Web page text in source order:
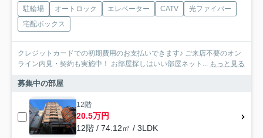
駐輪場 オートロック エレベーター CATV
光ファイバー
宅配ボックス
クレジットカードでの初期費用のお支払いできます♪ ご来店不要のオン
ライン内見・契約も実施中！ お部屋探しはいい部屋ネット... もっと見る
募集中の部屋
12階
20.5万円
12階 / 74.12㎡ / 3LDK